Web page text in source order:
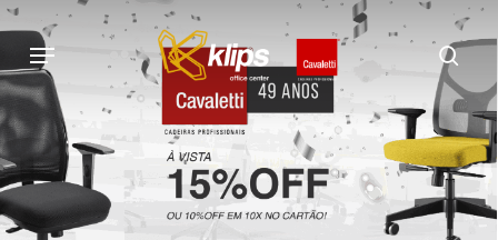
Skip
main
content